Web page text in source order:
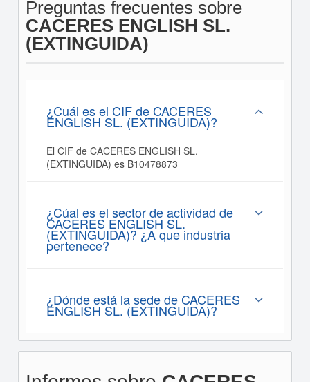
Preguntas frecuentes sobre
CACERES ENGLISH SL.
(EXTINGUIDA)
¿Cuál es el CIF de CACERES
ENGLISH SL. (EXTINGUIDA)?
El CIF de CACERES ENGLISH SL.
(EXTINGUIDA) es B10478873
¿Cúal es el sector de actividad de
CACERES ENGLISH SL.
(EXTINGUIDA)? ¿A que industria
pertenece?
¿Dónde está la sede de CACERES
ENGLISH SL. (EXTINGUIDA)?